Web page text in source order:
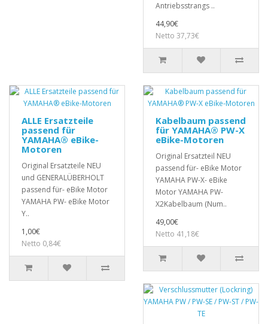
Antriebsstrangs ..
44,90€
Netto 37,73€
ALLE Ersatzteile
passend für
YAMAHA® eBike-
Motoren
Original Ersatzteile NEU
und GENERALÜBERHOLT
passend für- eBike Motor
YAMAHA PW- eBike Motor
Y..
1,00€
Netto 0,84€
Kabelbaum passend
für YAMAHA® PW-X
eBike-Motoren
Original Ersatzteil NEU
passend für- eBike Motor
YAMAHA PW-X- eBike
Motor YAMAHA PW-
X2Kabelbaum (Num..
49,00€
Netto 41,18€